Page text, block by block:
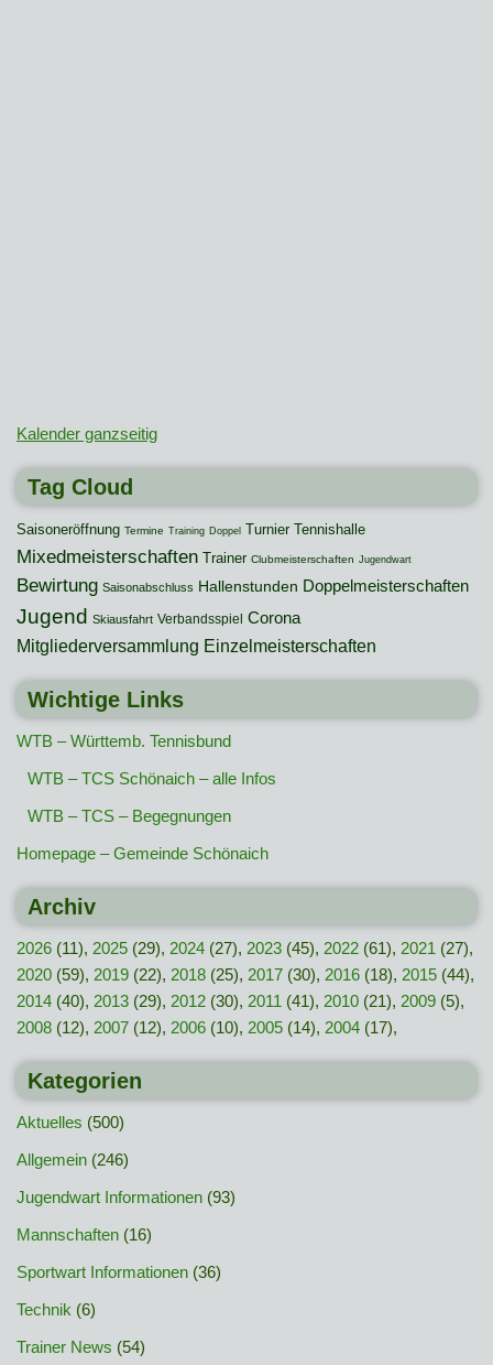
Kalender ganzseitig
Tag Cloud
Saisoneröffnung Termine Training Doppel Turnier Tennishalle
Mixedmeisterschaften Trainer Clubmeisterschaften Jugendwart
Bewirtung Saisonabschluss Hallenstunden Doppelmeisterschaften
Jugend Skiausfahrt Verbandsspiel Corona
Mitgliederversammlung Einzelmeisterschaften
Wichtige Links
WTB – Württemb. Tennisbund
WTB – TCS Schönaich – alle Infos
WTB – TCS – Begegnungen
Homepage – Gemeinde Schönaich
Archiv
2026 (11), 2025 (29), 2024 (27), 2023 (45), 2022 (61), 2021 (27),
2020 (59), 2019 (22), 2018 (25), 2017 (30), 2016 (18), 2015 (44),
2014 (40), 2013 (29), 2012 (30), 2011 (41), 2010 (21), 2009 (5),
2008 (12), 2007 (12), 2006 (10), 2005 (14), 2004 (17),
Kategorien
Aktuelles (500)
Allgemein (246)
Jugendwart Informationen (93)
Mannschaften (16)
Sportwart Informationen (36)
Technik (6)
Trainer News (54)